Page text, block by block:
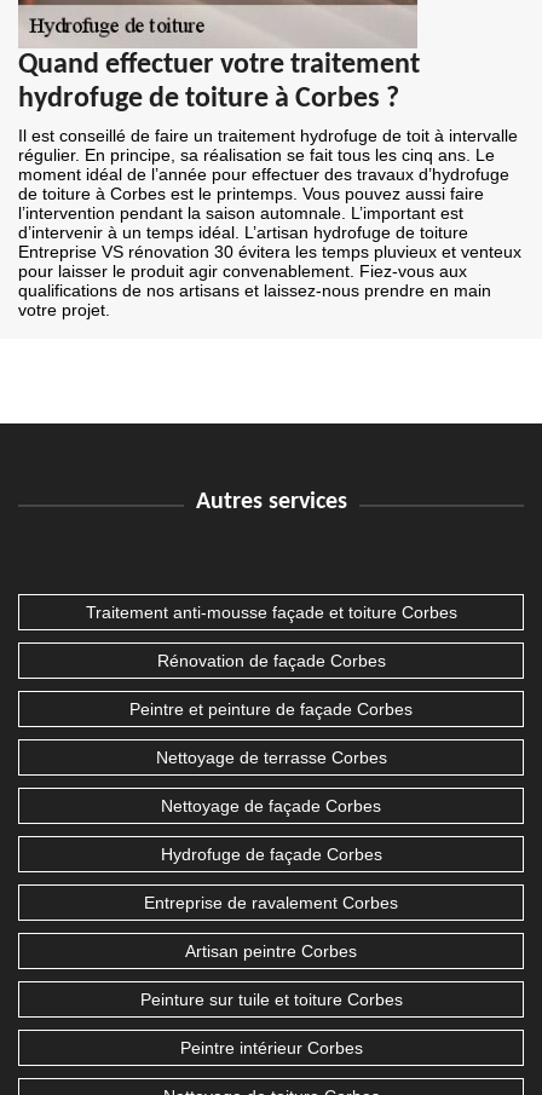
Quand effectuer votre traitement
hydrofuge de toiture à Corbes ?
Il est conseillé de faire un traitement hydrofuge de toit à intervalle
régulier. En principe, sa réalisation se fait tous les cinq ans. Le
moment idéal de l’année pour effectuer des travaux d’hydrofuge
de toiture à Corbes est le printemps. Vous pouvez aussi faire
l’intervention pendant la saison automnale. L’important est
d’intervenir à un temps idéal. L’artisan hydrofuge de toiture
Entreprise VS rénovation 30 évitera les temps pluvieux et venteux
pour laisser le produit agir convenablement. Fiez-vous aux
qualifications de nos artisans et laissez-nous prendre en main
votre projet.
Autres services
Traitement anti-mousse façade et toiture Corbes
Rénovation de façade Corbes
Peintre et peinture de façade Corbes
Nettoyage de terrasse Corbes
Nettoyage de façade Corbes
Hydrofuge de façade Corbes
Entreprise de ravalement Corbes
Artisan peintre Corbes
Peinture sur tuile et toiture Corbes
Peintre intérieur Corbes